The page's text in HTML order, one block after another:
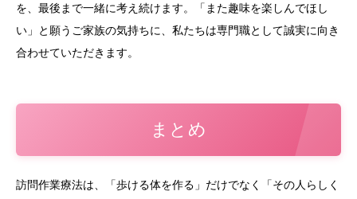
を、最後まで一緒に考え続けます。「また趣味を楽しんでほし
い」と願うご家族の気持ちに、私たちは専門職として誠実に向き
合わせていただきます。
まとめ
訪問作業療法は、「歩ける体を作る」だけでなく「その人らしく